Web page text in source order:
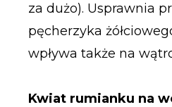
za dużo). Usprawnia
pęcherzyka
wpływa także na
Kwiat rumianku na